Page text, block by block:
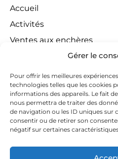
Gérer le
Pour offrir les meilleures
technologies telles que les cookies
informations des appareils. Le fait
nous permettra de traiter des
de navigation ou les ID uniques sur
consentir ou de retirer son
négatif sur certaines
Accueil
Activités
Ventes aux enchères
Compétences territoriales
Jeux concours
Liens
Contact
Contactez-nous
huissiers@tapella-nilles.lu